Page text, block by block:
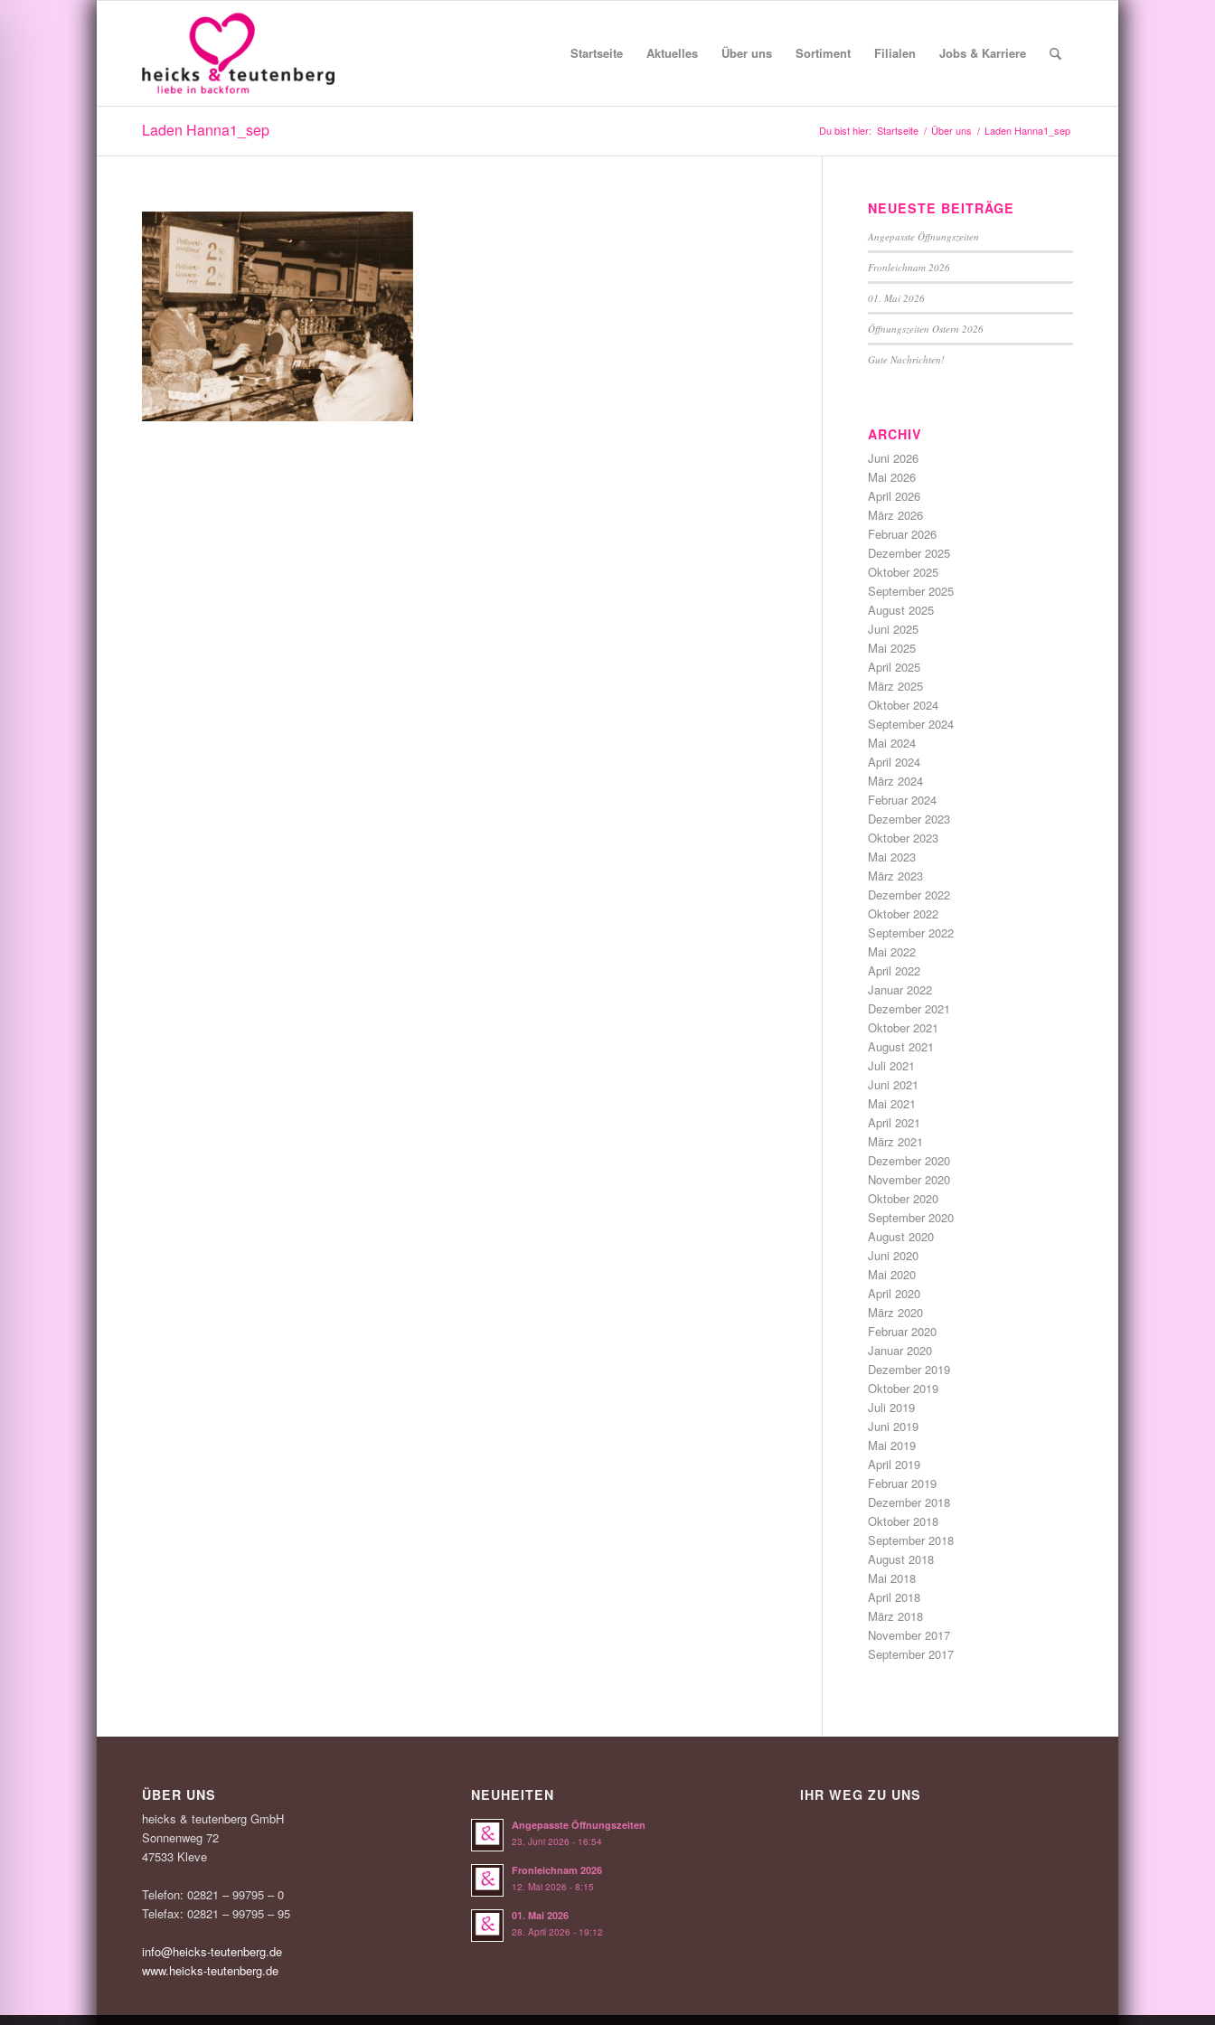
Startseite Aktuelles Über uns Sortiment Filialen Jobs & Karriere
Laden Hanna1_sep Du bist hier: Startseite / Über uns / Laden Hanna1_sep
NEUESTE BEITRÄGE
Angepasste Öffnungszeiten
Fronleichnam 2026
01. Mai 2026
Öffnungszeiten Ostern 2026
Gute Nachrichten!
ARCHIV
Juni 2026
Mai 2026
April 2026
März 2026
Februar 2026
Dezember 2025
Oktober 2025
September 2025
August 2025
Juni 2025
Mai 2025
April 2025
März 2025
Oktober 2024
September 2024
Mai 2024
April 2024
März 2024
Februar 2024
Dezember 2023
Oktober 2023
Mai 2023
März 2023
Dezember 2022
Oktober 2022
September 2022
Mai 2022
April 2022
Januar 2022
Dezember 2021
Oktober 2021
August 2021
Juli 2021
Juni 2021
Mai 2021
April 2021
März 2021
Dezember 2020
November 2020
Oktober 2020
September 2020
August 2020
Juni 2020
Mai 2020
April 2020
März 2020
Februar 2020
Januar 2020
Dezember 2019
Oktober 2019
Juli 2019
Juni 2019
Mai 2019
April 2019
Februar 2019
Dezember 2018
Oktober 2018
September 2018
August 2018
Mai 2018
April 2018
März 2018
November 2017
September 2017
ÜBER UNS
heicks & teutenberg GmbH
Sonnenweg 72
47533 Kleve
Telefon: 02821 – 99795 – 0
Telefax: 02821 – 99795 – 95
info@heicks-teutenberg.de
www.heicks-teutenberg.de
NEUHEITEN
Angepasste Öffnungszeiten
23. Juni 2026 - 16:54
Fronleichnam 2026
12. Mai 2026 - 8:15
01. Mai 2026
28. April 2026 - 19:12
IHR WEG ZU UNS